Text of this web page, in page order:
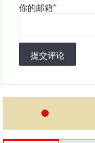
你的邮箱*
提交评论